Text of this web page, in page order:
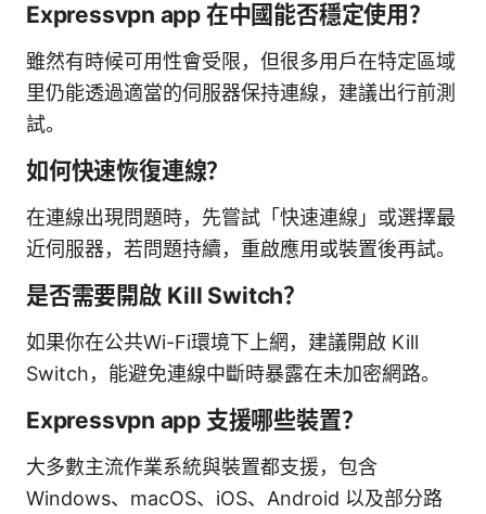
Expressvpn app 在中國能否穩定使用？
雖然有時候可用性會受限，但很多用戶在特定區域
里仍能透過適當的伺服器保持連線，建議出行前測
試。
如何快速恢復連線？
在連線出現問題時，先嘗試「快速連線」或選擇最
近伺服器，若問題持續，重啟應用或裝置後再試。
是否需要開啟 Kill Switch？
如果你在公共Wi-Fi環境下上網，建議開啟 Kill
Switch，能避免連線中斷時暴露在未加密網路。
Expressvpn app 支援哪些裝置？
大多數主流作業系統與裝置都支援，包含
Windows、macOS、iOS、Android 以及部分路